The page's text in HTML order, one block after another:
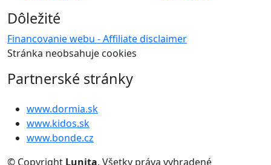
Dôležité
Financovanie webu - Affiliate disclaimer
Stránka neobsahuje cookies
Partnerské stránky
www.dormia.sk
www.kidos.sk
www.bonde.cz
© Copyright Lunita. Všetky práva vyhradené